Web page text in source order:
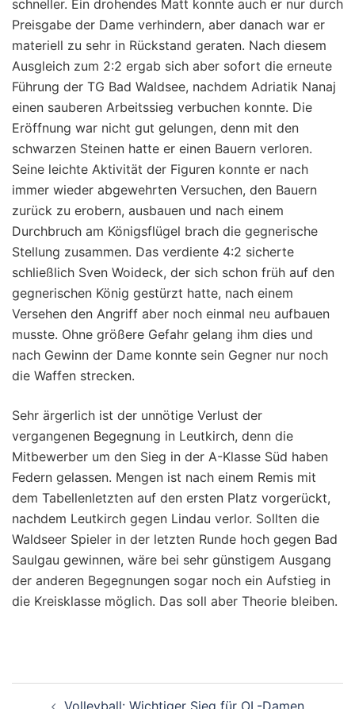
schneller. Ein drohendes Matt konnte auch er nur durch
Preisgabe der Dame verhindern, aber danach war er
materiell zu sehr in Rückstand geraten. Nach diesem
Ausgleich zum 2:2 ergab sich aber sofort die erneute
Führung der TG Bad Waldsee, nachdem Adriatik Nanaj
einen sauberen Arbeitssieg verbuchen konnte. Die
Eröffnung war nicht gut gelungen, denn mit den
schwarzen Steinen hatte er einen Bauern verloren.
Seine leichte Aktivität der Figuren konnte er nach
immer wieder abgewehrten Versuchen, den Bauern
zurück zu erobern, ausbauen und nach einem
Durchbruch am Königsflügel brach die gegnerische
Stellung zusammen. Das verdiente 4:2 sicherte
schließlich Sven Woideck, der sich schon früh auf den
gegnerischen König gestürzt hatte, nach einem
Versehen den Angriff aber noch einmal neu aufbauen
musste. Ohne größere Gefahr gelang ihm dies und
nach Gewinn der Dame konnte sein Gegner nur noch
die Waffen strecken.
Sehr ärgerlich ist der unnötige Verlust der
vergangenen Begegnung in Leutkirch, denn die
Mitbewerber um den Sieg in der A-Klasse Süd haben
Federn gelassen. Mengen ist nach einem Remis mit
dem Tabellenletzten auf den ersten Platz vorgerückt,
nachdem Leutkirch gegen Lindau verlor. Sollten die
Waldseer Spieler in der letzten Runde hoch gegen Bad
Saulgau gewinnen, wäre bei sehr günstigem Ausgang
der anderen Begegnungen sogar noch ein Aufstieg in
die Kreisklasse möglich. Das soll aber Theorie bleiben.
Volleyball: Wichtiger Sieg für OL-Damen